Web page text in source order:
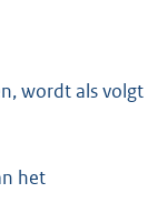
wordt als volgt
het